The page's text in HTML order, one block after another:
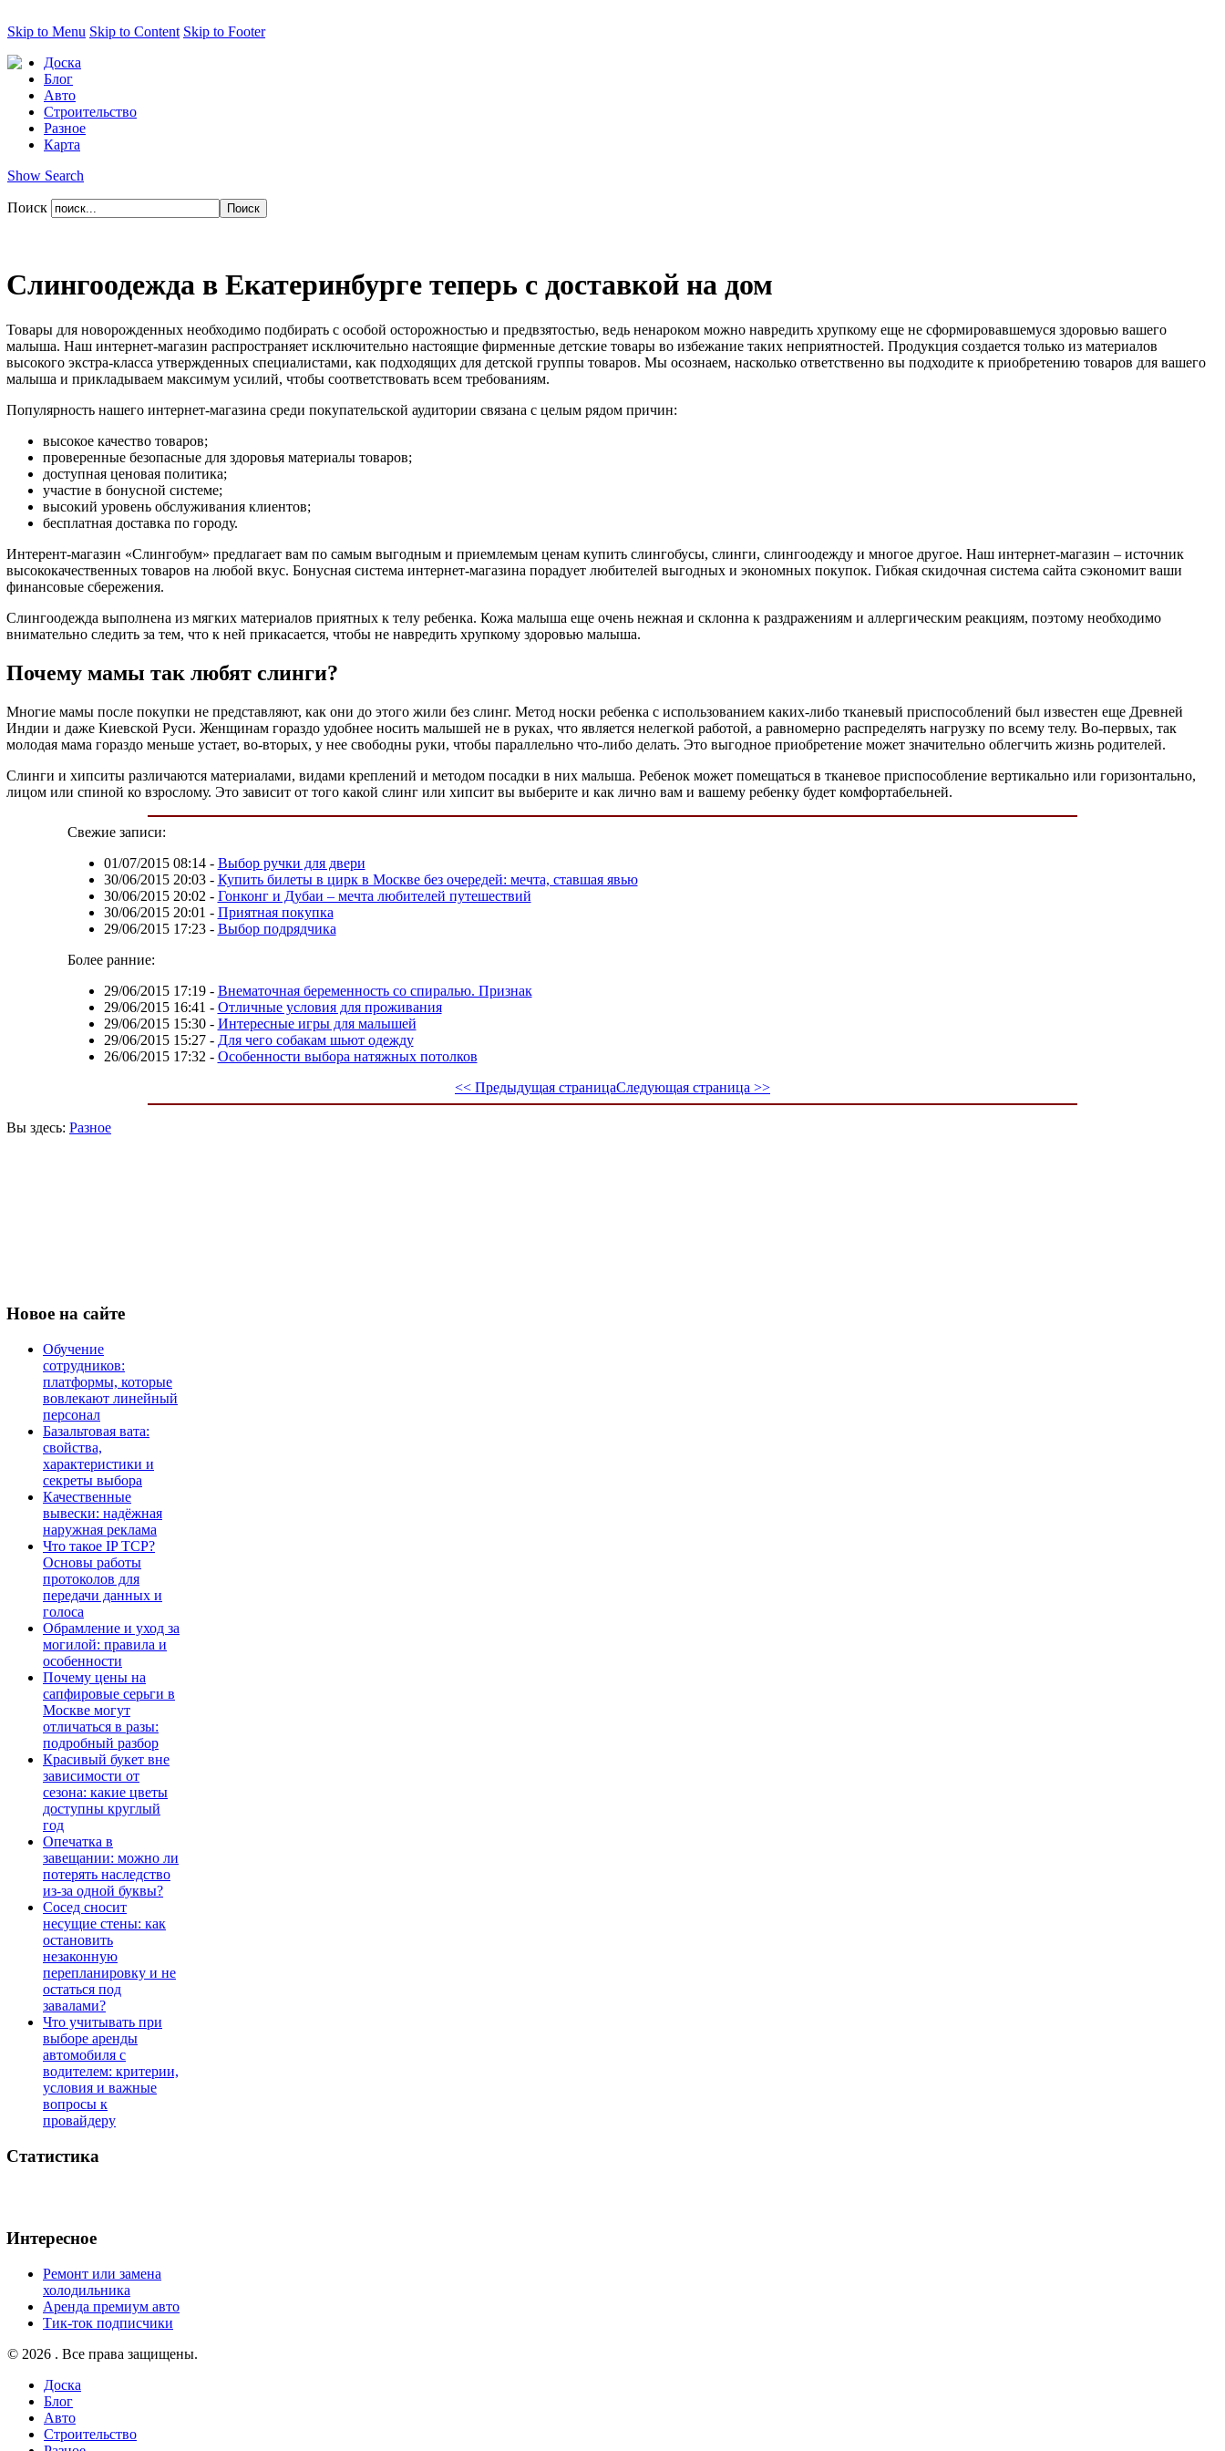
Skip to Menu Skip to Content Skip to Footer
Доска
Блог
Авто
Строительство
Разное
Карта
Show Search
Поиск
Слингоодежда в Екатеринбурге теперь с доставкой на дом
Товары для новорожденных необходимо подбирать с особой осторожностью и предвзятостью, ведь ненароком можно навредить хрупкому еще не сформировавшемуся здоровью вашего
малыша. Наш интернет-магазин распространяет исключительно настоящие фирменные детские товары во избежание таких неприятностей. Продукция создается только из материалов
высокого экстра-класса утвержденных специалистами, как подходящих для детской группы товаров. Мы осознаем, насколько ответственно вы подходите к приобретению товаров для вашего
малыша и прикладываем максимум усилий, чтобы соответствовать всем требованиям.
Популярность нашего интернет-магазина среди покупательской аудитории связана с целым рядом причин:
высокое качество товаров;
проверенные безопасные для здоровья материалы товаров;
доступная ценовая политика;
участие в бонусной системе;
высокий уровень обслуживания клиентов;
бесплатная доставка по городу.
Интерент-магазин «Слингобум» предлагает вам по самым выгодным и приемлемым ценам купить слингобусы, слинги, слингоодежду и многое другое. Наш интернет-магазин – источник
высококачественных товаров на любой вкус. Бонусная система интернет-магазина порадует любителей выгодных и экономных покупок. Гибкая скидочная система сайта сэкономит ваши
финансовые сбережения.
Слингоодежда выполнена из мягких материалов приятных к телу ребенка. Кожа малыша еще очень нежная и склонна к раздражениям и аллергическим реакциям, поэтому необходимо
внимательно следить за тем, что к ней прикасается, чтобы не навредить хрупкому здоровью малыша.
Почему мамы так любят слинги?
Многие мамы после покупки не представляют, как они до этого жили без слинг. Метод носки ребенка с использованием каких-либо тканевый приспособлений был известен еще Древней
Индии и даже Киевской Руси. Женщинам гораздо удобнее носить малышей не в руках, что является нелегкой работой, а равномерно распределять нагрузку по всему телу. Во-первых, так
молодая мама гораздо меньше устает, во-вторых, у нее свободны руки, чтобы параллельно что-либо делать. Это выгодное приобретение может значительно облегчить жизнь родителей.
Слинги и хипситы различаются материалами, видами креплений и методом посадки в них малыша. Ребенок может помещаться в тканевое приспособление вертикально или горизонтально,
лицом или спиной ко взрослому. Это зависит от того какой слинг или хипсит вы выберите и как лично вам и вашему ребенку будет комфортабельней.
Свежие записи:
01/07/2015 08:14- Выбор ручки для двери
30/06/2015 20:03- Купить билеты в цирк в Москве без очередей: мечта, ставшая явью
30/06/2015 20:02 - Гонконг и Дубаи – мечта любителей путешествий
30/06/2015 20:01 - Приятная покупка
29/06/2015 17:23- Выбор подрядчика
Более ранние:
29/06/2015 17:19- Внематочная беременность со спиралью. Признак
29/06/2015 16:41 - Отличные условия для проживания
29/06/2015 15:30- Интересные игры для малышей
29/06/2015 15:27- Для чего собакам шьют одежду
26/06/2015 17:32 - Особенности выбора натяжных потолков
<< Предыдущая страницаСледующая страница >>
Вы здесь: Разное
Новое на сайте
Обучение
сотрудников:
платформы, которые
вовлекают линейный
персонал
Базальтовая вата:
свойства,
характеристики и
секреты выбора
Качественные
вывески: надёжная
наружная реклама
Что такое IP TCP?
Основы работы
протоколов для
передачи данных и
голоса
Обрамление и уход за
могилой: правила и
особенности
Почему цены на
сапфировые серьги в
Москве могут
отличаться в разы:
подробный разбор
Красивый букет вне
зависимости от
сезона: какие цветы
доступны круглый
год
Опечатка в
завещании: можно ли
потерять наследство
из-за одной буквы?
Сосед сносит
несущие стены: как
остановить
незаконную
перепланировку и не
остаться под
завалами?
Что учитывать при
выборе аренды
автомобиля с
водителем: критерии,
условия и важные
вопросы к
провайдеру
Статистика
Интересное
Ремонт или замена
холодильника
Аренда премиум авто
Тик-ток подписчики
© 2026 . Все права защищены.
Доска
Блог
Авто
Строительство